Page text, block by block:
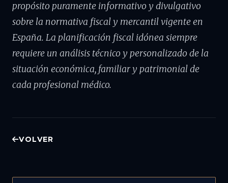
propósito puramente informativo y divulgativo
sobre la normativa fiscal y mercantil vigente en
España. La planificación fiscal idónea siempre
requiere un análisis técnico y personalizado de la
situación económica, familiar y patrimonial de
cada profesional médico.
VOLVER